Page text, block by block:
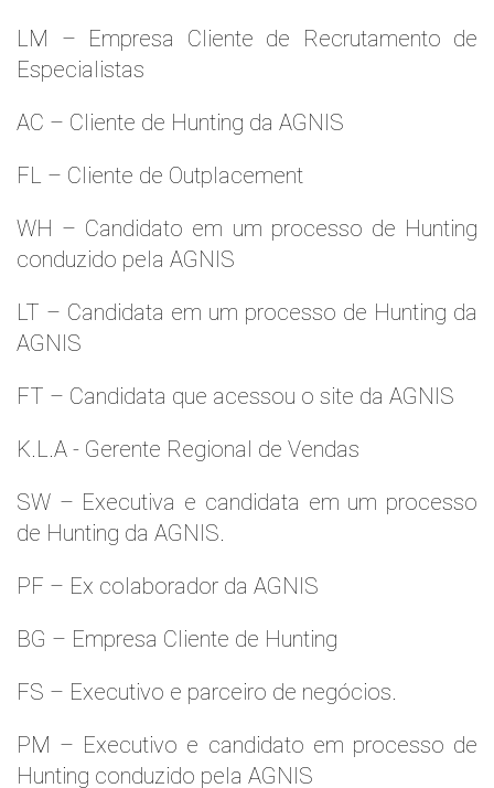
LM – Empresa Cliente de Recrutamento de
Especialistas
AC – Cliente de Hunting da AGNIS
FL – Cliente de Outplacement
WH – Candidato em um processo de Hunting
conduzido pela AGNIS
LT – Candidata em um processo de Hunting da
AGNIS
FT – Candidata que acessou o site da AGNIS
K.L.A - Gerente Regional de Vendas
SW – Executiva e candidata em um processo
de Hunting da AGNIS.
PF – Ex colaborador da AGNIS
BG – Empresa Cliente de Hunting
FS – Executivo e parceiro de negócios.
PM – Executivo e candidato em processo de
Hunting conduzido pela AGNIS